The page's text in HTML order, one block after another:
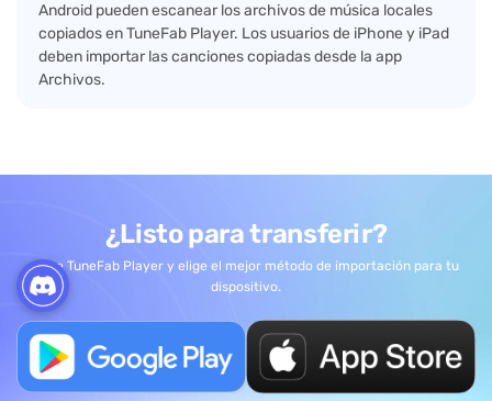
Android pueden escanear los archivos de música locales
copiados en TuneFab Player. Los usuarios de iPhone y iPad
deben importar las canciones copiadas desde la app
Archivos.
¿Listo para transferir?
Abre TuneFab Player y elige el mejor método de importación para tu
dispositivo.